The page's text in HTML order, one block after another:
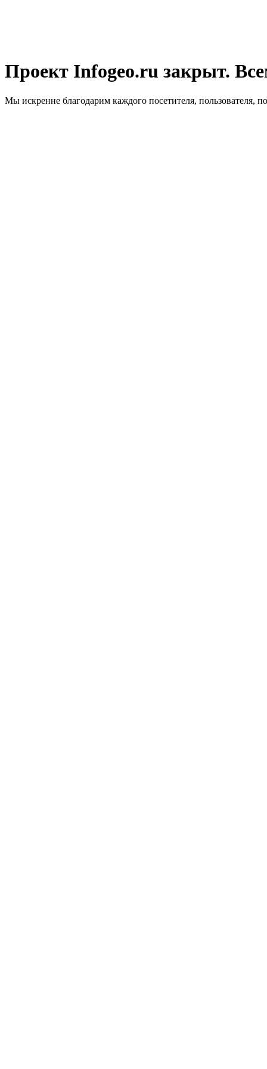
Проект Infogeo.ru закрыт.
Мы искренне благодарим каждого посетителя, пользователя,